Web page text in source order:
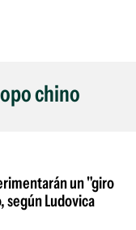
chino
un "giro
según Ludovica